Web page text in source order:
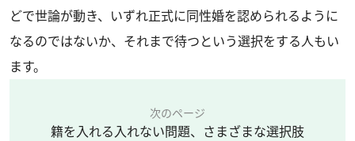
どで世論が動き、いずれ正式に同性婚を認められるように
なるのではないか、それまで待つという選択をする人もい
ます。
次のページ
籍を入れる入れない問題、さまざまな選択肢